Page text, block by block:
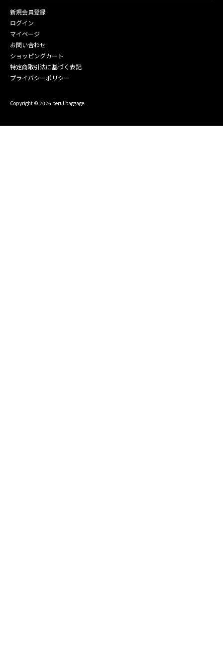
新規会員登録
ログイン
マイページ
お問い合わせ
ショッピングカート
特定商取引法に基づく表記
プライバシーポリシー
Copyright © 2026 beruf baggage.